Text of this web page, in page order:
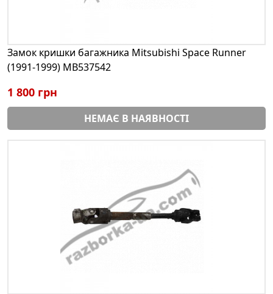
Замок кришки багажника Mitsubishi Space Runner
(1991-1999) MB537542
1 800 грн
НЕМАЄ В НАЯВНОСТІ